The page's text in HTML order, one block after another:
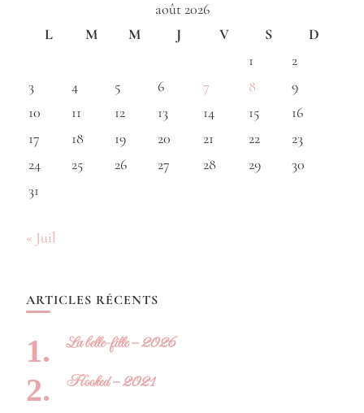
août 2026
L
M M J V S
D
1
2
3
4 5 6 7 8
9
10
11 12 13 14 15
16
17
18 19 20 21 22
23
24
25 26 27 28 29
30
31
« Juil
ARTICLES RÉCENTS
La belle-fille – 2026
Hooked – 2021